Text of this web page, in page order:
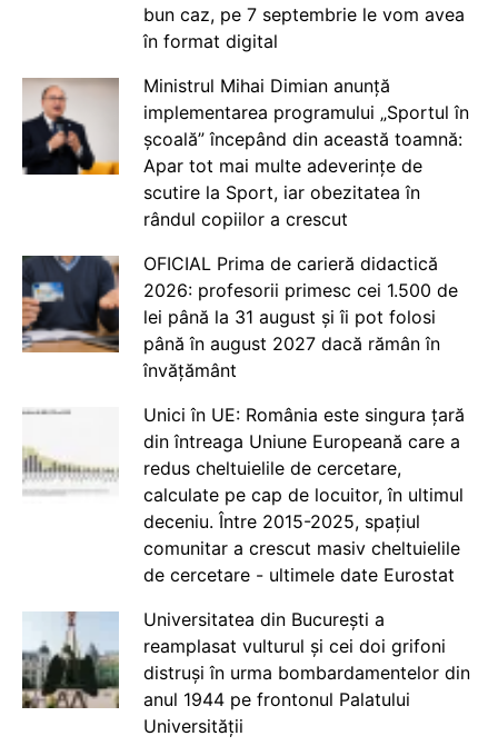
bun caz, pe 7 septembrie le vom avea
în format digital
Ministrul Mihai Dimian anunță
implementarea programului „Sportul în
școală” începând din această toamnă:
Apar tot mai multe adeverințe de
scutire la Sport, iar obezitatea în
rândul copiilor a crescut
OFICIAL Prima de carieră didactică
2026: profesorii primesc cei 1.500 de
lei până la 31 august și îi pot folosi
până în august 2027 dacă rămân în
învățământ
Unici în UE: România este singura țară
din întreaga Uniune Europeană care a
redus cheltuielile de cercetare,
calculate pe cap de locuitor, în ultimul
deceniu. Între 2015-2025, spațiul
comunitar a crescut masiv cheltuielile
de cercetare - ultimele date Eurostat
Universitatea din București a
reamplasat vulturul și cei doi grifoni
distruși în urma bombardamentelor din
anul 1944 pe frontonul Palatului
Universității